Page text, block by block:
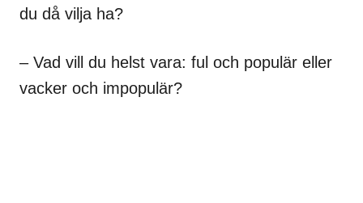
du då vilja ha?
– Vad vill du helst vara: ful och populär eller
vacker och impopulär?